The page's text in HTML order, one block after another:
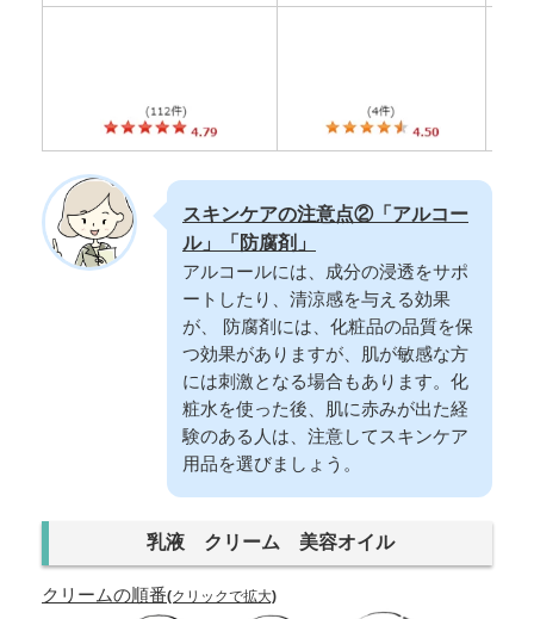
スキンケアの注意点②「アルコー
ル」「防腐剤」
アルコールには、成分の浸透をサポ
ートしたり、清涼感を与える効果
が、 防腐剤には、化粧品の品質を保
つ効果がありますが、肌が敏感な方
には刺激となる場合もあります。化
粧水を使った後、肌に赤みが出た経
験のある人は、注意してスキンケア
用品を選びましょう。
乳液 クリーム 美容オイル
クリームの順番(クリックで拡大)